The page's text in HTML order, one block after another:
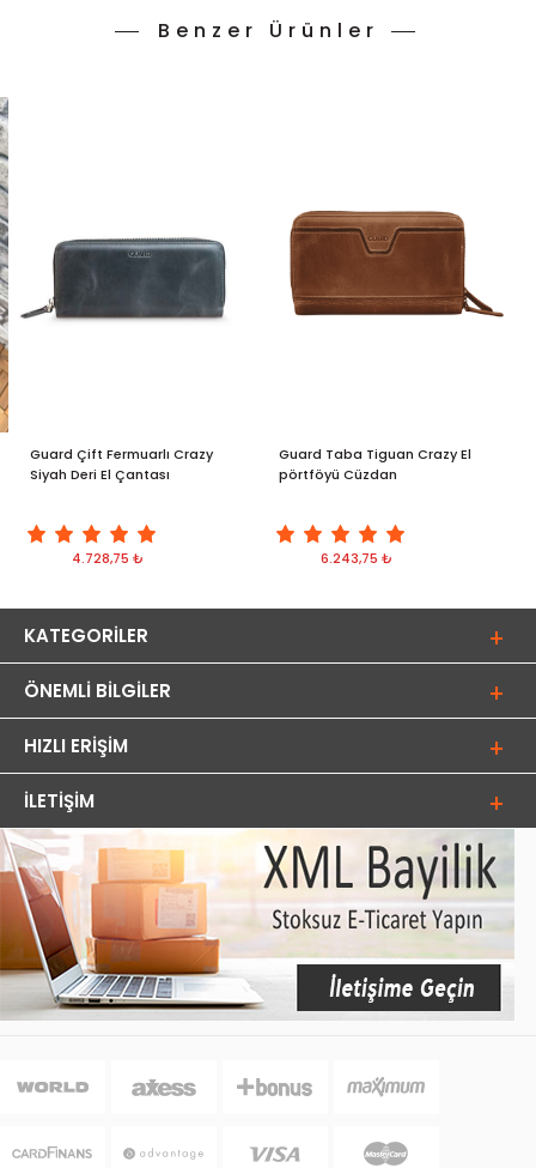
Benzer Ürünler
Guard Çift Fermuarlı Crazy
Siyah Deri El Çantası
4.728,75 ₺
Guard Taba Tiguan Crazy El
pörtföyü Cüzdan
6.243,75 ₺
KATEGORILER
ÖNEMLI BILGILER
HIZLI ERIŞIM
İLETIŞIM